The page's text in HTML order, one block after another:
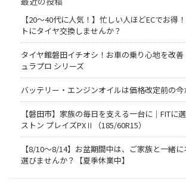
【20〜40代に人気！】忙しい人ほどECでお得
トにタイヤ交換しませんか？
タイヤ館磐田イチオシ！お車の乗り心地を改善
ュラプロ シリーズ
バッテリー・エンジンオイルは価格改定前の今
【磐田市】家族の毎日を支える一台に｜FITに
ストン プレイズPXⅡ（185/60R15）
【8/10～8/14】お盆期間中は、ご家族と一緒
選びませんか？【夏季休業中】